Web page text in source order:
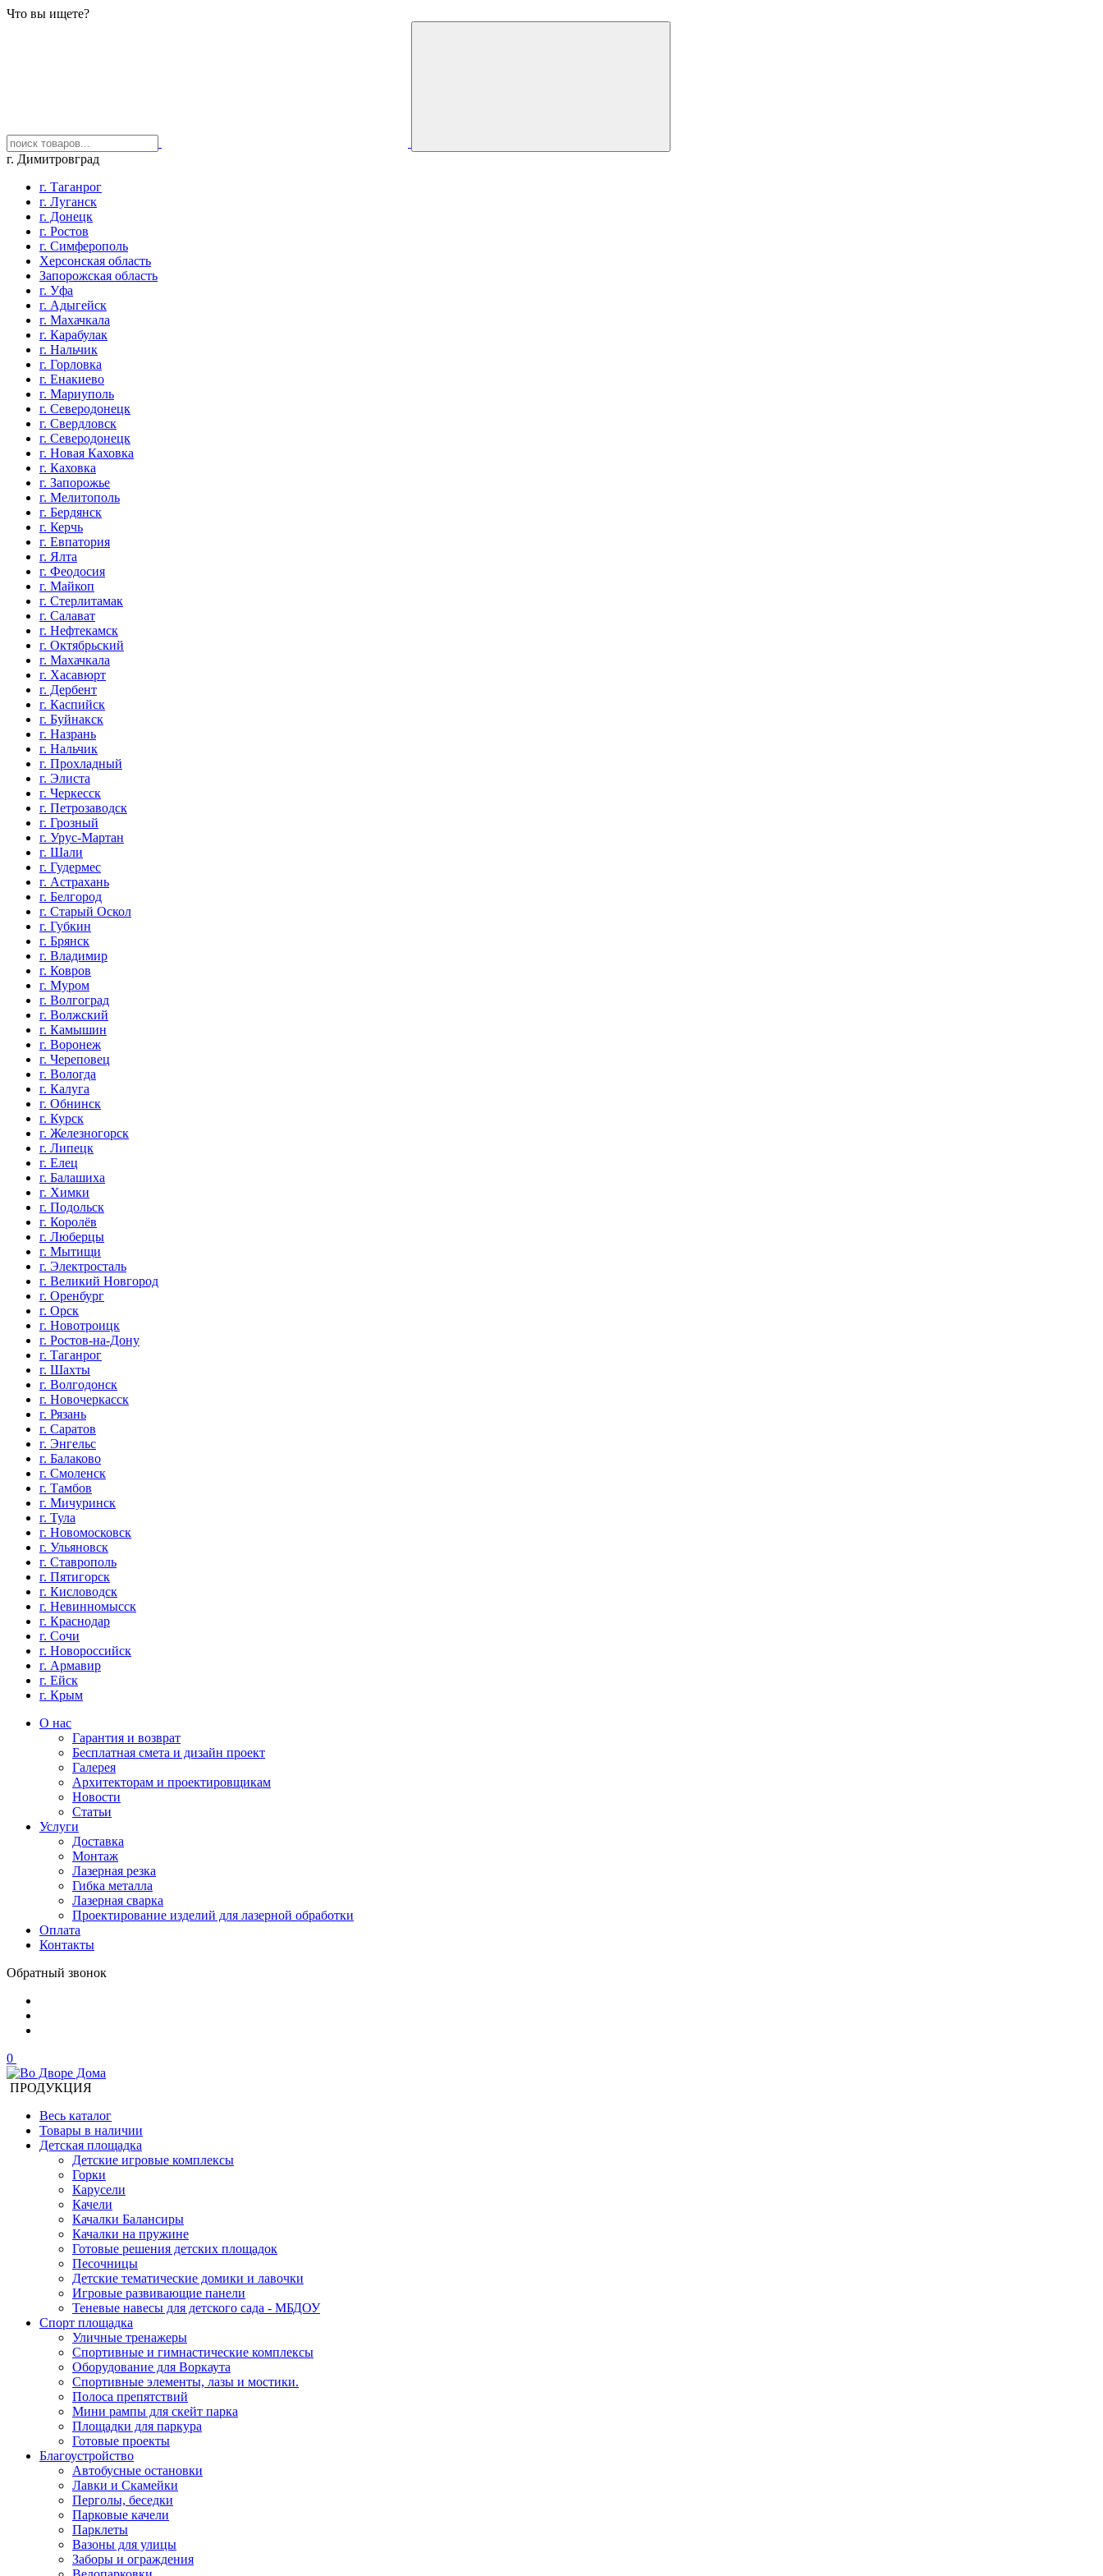
Что вы ищете?
г. Димитровград
г. Таганрог
г. Луганск
г. Донецк
г. Ростов
г. Симферополь
Херсонская область
Запорожская область
г. Уфа
г. Адыгейск
г. Махачкала
г. Карабулак
г. Нальчик
г. Горловка
г. Енакиево
г. Мариуполь
г. Северодонецк
г. Свердловск
г. Северодонецк
г. Новая Каховка
г. Каховка
г. Запорожье
г. Мелитополь
г. Бердянск
г. Керчь
г. Евпатория
г. Ялта
г. Феодосия
г. Майкоп
г. Стерлитамак
г. Салават
г. Нефтекамск
г. Октябрьский
г. Махачкала
г. Хасавюрт
г. Дербент
г. Каспийск
г. Буйнакск
г. Назрань
г. Нальчик
г. Прохладный
г. Элиста
г. Черкесск
г. Петрозаводск
г. Грозный
г. Урус-Мартан
г. Шали
г. Гудермес
г. Астрахань
г. Белгород
г. Старый Оскол
г. Губкин
г. Брянск
г. Владимир
г. Ковров
г. Муром
г. Волгоград
г. Волжский
г. Камышин
г. Воронеж
г. Череповец
г. Вологда
г. Калуга
г. Обнинск
г. Курск
г. Железногорск
г. Липецк
г. Елец
г. Балашиха
г. Химки
г. Подольск
г. Королёв
г. Люберцы
г. Мытищи
г. Электросталь
г. Великий Новгород
г. Оренбург
г. Орск
г. Новотроицк
г. Ростов-на-Дону
г. Таганрог
г. Шахты
г. Волгодонск
г. Новочеркасск
г. Рязань
г. Саратов
г. Энгельс
г. Балаково
г. Смоленск
г. Тамбов
г. Мичуринск
г. Тула
г. Новомосковск
г. Ульяновск
г. Ставрополь
г. Пятигорск
г. Кисловодск
г. Невинномысск
г. Краснодар
г. Сочи
г. Новороссийск
г. Армавир
г. Ейск
г. Крым
О нас
Гарантия и возврат
Бесплатная смета и дизайн проект
Галерея
Архитекторам и проектировщикам
Новости
Статьи
Услуги
Доставка
Монтаж
Лазерная резка
Гибка металла
Лазерная сварка
Проектирование изделий для лазерной обработки
Оплата
Контакты
Обратный звонок
0
ПРОДУКЦИЯ
Весь каталог
Товары в наличии
Детская площадка
Детские игровые комплексы
Горки
Карусели
Качели
Качалки Балансиры
Качалки на пружине
Готовые решения детских площадок
Песочницы
Детские тематические домики и лавочки
Игровые развивающие панели
Теневые навесы для детского сада - МБДОУ
Спорт площадка
Уличные тренажеры
Спортивные и гимнастические комплексы
Оборудование для Воркаута
Спортивные элементы, лазы и мостики.
Полоса препятствий
Мини рампы для скейт парка
Площадки для паркура
Готовые проекты
Благоустройство
Автобусные остановки
Лавки и Скамейки
Перголы, беседки
Парковые качели
Парклеты
Вазоны для улицы
Заборы и ограждения